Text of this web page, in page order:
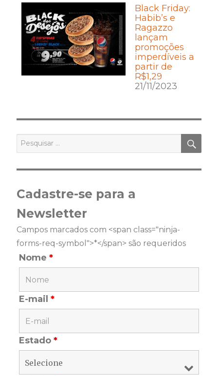
Black Friday:
Habib’s e
Ragazzo
lançam
promoções
imperdíveis a
partir de
R$1,29
21/11/2023
por:
Cadastre-se para a
Newsletter
Campos marcados com <span class="ninja-
forms-req-symbol">*</span> são requeridos
Nome*
E-mail*
Estado*